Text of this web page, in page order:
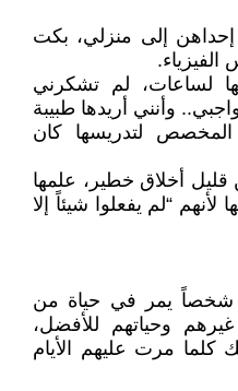
إلى منزلي، بكت
لساعات، لم تشكرني
وأنني أريدها طبيبة
لتدريسها كان
أخلاق خطير، علمها
لأنهم “لم يفعلوا شيئاً إلا
شخصاً يمر في حياة من
وحياتهم للأفضل،
كلما مرت عليهم الأيام